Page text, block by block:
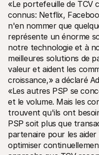
À propos
Notre histoire et nos
Lire les dernières
Mollie
Nous rejoindre
Rejoignez notre équipe -
recrutons !
Contact
Pour les
Découvrez pourquoi
Pour les clients Mollie
Contactez notre équipe
Pour obtenir un devis
Découvrez comment
«Le portefeuille de TCV
connus: Netflix,
n'en nommer que
représente un énorme
notre technologie et à
meilleures solutions de
valeur et aident les
croissance,» a déclaré
«Les autres PSP se
et le volume. Mais les
trouvent qu'ils ont
PSP soit plus que
partenaire pour les
optimiser